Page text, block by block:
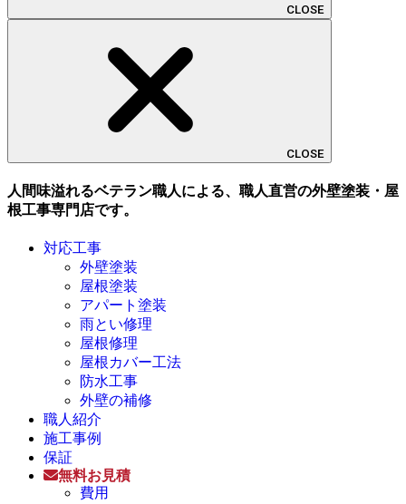
CLOSE
CLOSE
人間味溢れるベテラン職人による、職人直営の外壁塗装・屋
根工事専門店です。
対応工事
外壁塗装
屋根塗装
アパート塗装
雨とい修理
屋根修理
屋根カバー工法
防水工事
外壁の補修
職人紹介
施工事例
保証
無料お見積
費用